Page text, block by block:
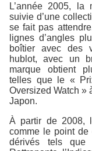
L’année 2005,
suivie d’une
se fait pas
lignes d’angles
boîtier avec des
hublot, avec un
marque obtient
telles que le «
Oversized Watch »
Japon.
À partir de 2008,
comme le point de
dérivés tels que